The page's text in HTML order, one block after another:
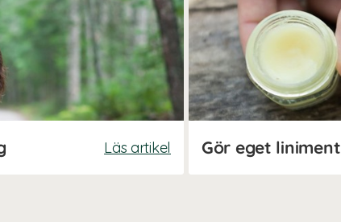
Läs artikel Gör eget liniment